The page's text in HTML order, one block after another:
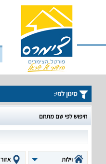
סינון לפי:
חיפוש לפי שם מתחם
וילות אזור